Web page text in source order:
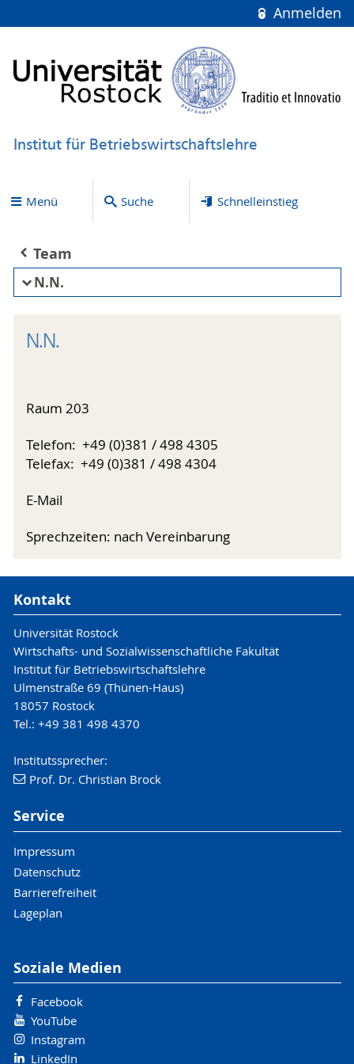
Anmelden
Institut für Betriebswirtschaftslehre
Menü Suche Schnelleinstieg
Team
N.N.
N.N.
Raum 203
Telefon: +49 (0)381 / 498 4305
Telefax: +49 (0)381 / 498 4304
E-Mail
Sprechzeiten: nach Vereinbarung
Kontakt
Universität Rostock
Wirtschafts- und Sozialwissenschaftliche Fakultät
Institut für Betriebswirtschaftslehre
Ulmenstraße 69 (Thünen-Haus)
18057 Rostock
Tel.: +49 381 498 4370
Institutssprecher:
Prof. Dr. Christian Brock
Service
Impressum
Datenschutz
Barrierefreiheit
Lageplan
Soziale Medien
Facebook
YouTube
Instagram
LinkedIn